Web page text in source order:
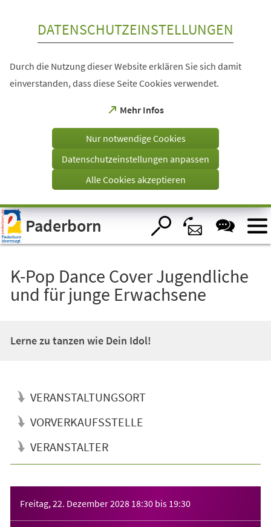
Visuelle
Assistenzsoftware
öffnen.
DATENSCHUTZEINSTELLUNGEN
Durch die Nutzung dieser Website erklären Sie sich damit
einverstanden, dass diese Seite Cookies verwendet.
Mehr Infos
(Öffnet
einem
Tab)
Nur notwendige Cookies
Datenschutzeinstellungen anpassen
Alle Cookies akzeptieren
Paderborn
K-Pop Dance Cover Jugendliche
und für junge Erwachsene
Lerne zu tanzen wie Dein Idol!
VERANSTALTUNGSORT
VORVERKAUFSSTELLE
VERANSTALTER
Freitag, 22. Dezember 2028 18:30 bis 19:30